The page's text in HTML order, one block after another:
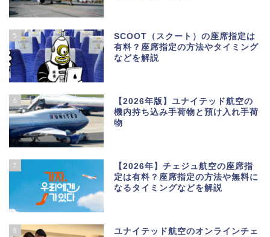
5
SCOOT（スクート）の座席指定は
有料？座席指定の方法やタイミング
などを解説
6
【2026年版】ユナイテッド航空の
機内持ち込み手荷物と預け入れ手荷
物
7
【2026年】チェジュ航空の座席指
定は有料？座席指定の方法や無料に
なるタイミングなどを解説
8
ユナイテッド航空のオンラインチェ